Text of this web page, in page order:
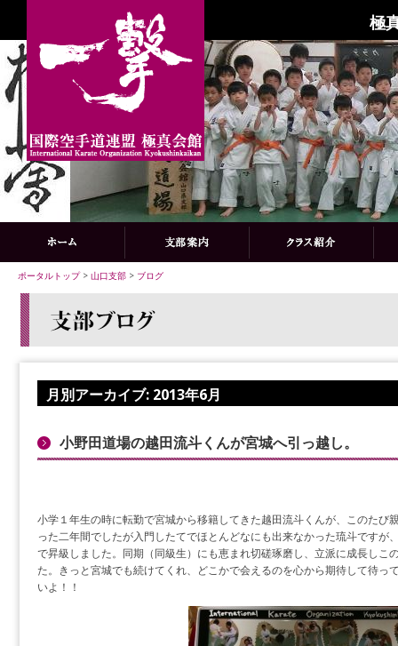
極
ポータルトップ> 山口支部 > ブログ
月別アーカイブ: 2013年6月
小野田道場の越田流斗くんが宮城へ引っ越し。
小学１年生の時に転勤で宮城から移籍してきた越田流斗くんが、このたび
った二年間でしたが入門したてでほとんどなにも出来なかった琉斗ですが
で昇級しました。同期（同級生）にも恵まれ切磋琢磨し、立派に成長しこ
た。きっと宮城でも続けてくれ、どこかで会えるのを心から期待して待っ
いよ！！